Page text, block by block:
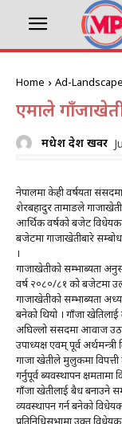
Home Ad-Landscape
एमाले
मधेश प्रदेश खवर
नेपालमा केही वर्षयता
शेरबहादुर तामाङले
आर्थिक वर्षको बजेट
बजेटमा गाजाखेतीबारे
।
गाजाखेतीको सम्भाब्यता
वर्ष २०८०/८१ को बजेटमा
गाजाखेतीको सम्भाब्यता
बनेको थियो । गाँजा
अघिल्लो संसदमा आवाज
उपाध्यक्ष एवम् पूर्व
गाजा खेतीले मुलुकमा
गर्नुपूर्व ब्यवस्थापन क्षमतामा
गाँजा खेतीलाई बैध बनाउने
व्यवस्थापन गर्न बनेको